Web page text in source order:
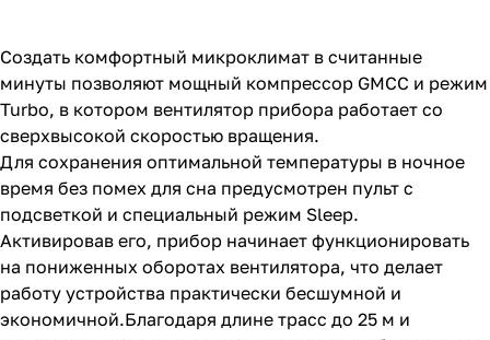
Создать комфортный микроклимат в считанные
минуты позволяют мощный компрессор GMCC и режим
Turbo, в котором вентилятор прибора работает со
сверхвысокой скоростью вращения.
Для сохранения оптимальной температуры в ночное
время без помех для сна предусмотрен пульт с
подсветкой и специальный режим Sleep.
Активировав его, прибор начинает функционировать
на пониженных оборотах вентилятора, что делает
работу устройства практически бесшумной и
экономичной.Благодаря длине трасс до 25 м и